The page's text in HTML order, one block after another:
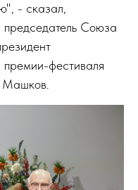
- сказал,
Союза
премии-фестиваля
Машков.